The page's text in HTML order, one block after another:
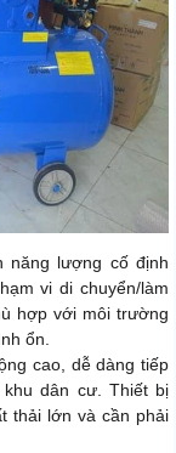
năng lượng cố định
vi di chuyển/làm
hợp với môi trường
ổn.
cao, dễ dàng tiếp
dân cư. Thiết bị
thải lớn và cần phải